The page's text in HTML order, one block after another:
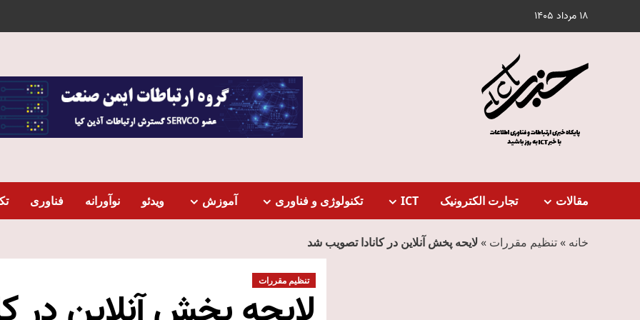
18 مرداد 1405
مقالات تجارت الکترونیک ICT تکنولوژی و فناوری آموزش ویدئو نوآورانه فناوری
خانه »تنظیم مقررات »لایحه پخش آنلاین در کانادا تصویب شد
تنظیم مقررات